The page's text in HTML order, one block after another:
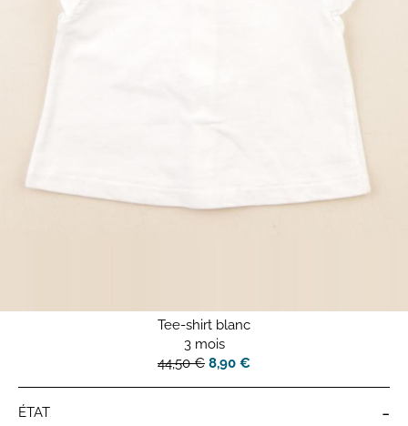
Tee-shirt blanc
3 mois
44,50 € 8,90 €
ÉTAT -